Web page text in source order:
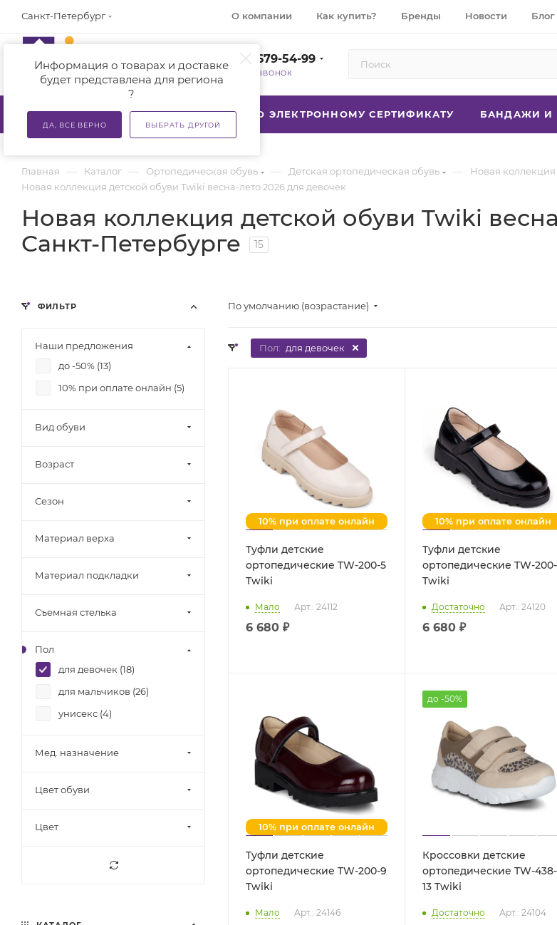
Санкт-Петербург
Информация о товарах и доставке
будет представлена для региона
?
ДА, ВСЕ ВЕРНО ВЫБРАТЬ ДРУГОЙ
О компании Как купить? Бренды Новости Блог
+7 (812) 679-54-99
ЗАКАЗАТЬ ЗВОНОК
КАТАЛОГ АКЦИИ ТСР ПО ЭЛЕКТРОННОМУ СЕРТИФИКАТУ БАНДАЖИ И
Главная — Каталог — Ортопедическая обувь — Детская ортопедическая обувь — Новая коллекция
Новая коллекция детской обуви Twiki весна-лето 2026 для девочек
Новая коллекция детской обуви Twiki
Санкт-Петербурге
15
По умолчанию (возрастание)
Пол: для девочек
10% при оплате онлайн
Туфли детские
ортопедические TW-200-5
Twiki
Мало Арт.: 24112
6 680 ₽
10% при оплате онлайн
Туфли детские
ортопедические TW-
Twiki
Достаточно Арт.: 24120
6 680 ₽
10% при оплате онлайн
Туфли детские
ортопедические TW-200-9
Twiki
Мало Арт.: 24146
до -50%
Кроссовки детские
ортопедические TW-438-
13 Twiki
Достаточно Арт.: 24104
ФИЛЬТР
Наши предложения
до -50% (13)
10% при оплате онлайн (5)
Вид обуви
Возраст
Сезон
Материал верха
Материал подкладки
Съемная стелька
Пол
для девочек (18)
для мальчиков (26)
унисекс (4)
Мед. назначение
Цвет обуви
Цвет